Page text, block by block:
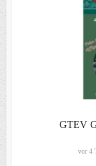
GTEV
vor 4